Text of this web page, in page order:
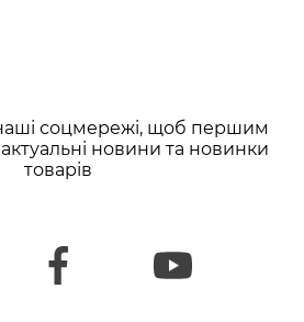
соцмережі, щоб першим
новини та новинки
товарів